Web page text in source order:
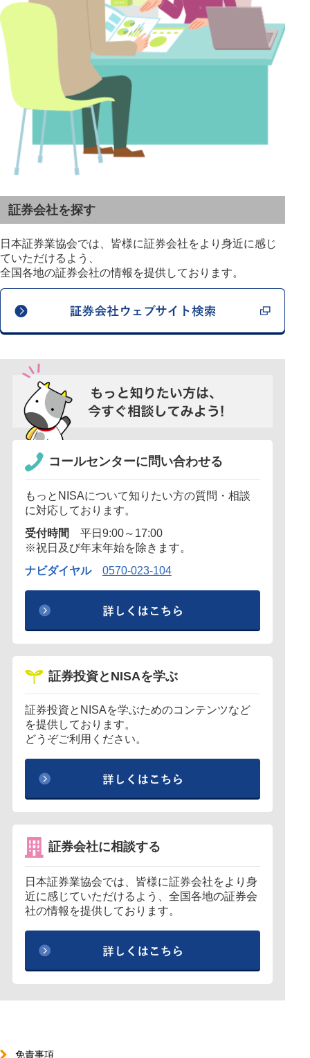
証券会社を探す
日本証券業協会では、皆様に証券会社をより身近に感じ
ていただけるよう、
全国各地の証券会社の情報を提供しております。
コールセンターに 問い合わせる
もっとNISAについて知りたい方の質問・相談
に対応しております。
受付時間
平日9:00～17:00
※祝日及び年末年始を除きます。
ナビダイヤル
0570-023-104
証券投資と NISAを学ぶ
証券投資とNISAを学ぶためのコンテンツなど
を提供しております。
どうぞご利用ください。
証券会社に相談する
日本証券業協会では、皆様に証券会社をより身
近に感じていただけるよう、全国各地の証券会
社の情報を提供しております。
免責事項